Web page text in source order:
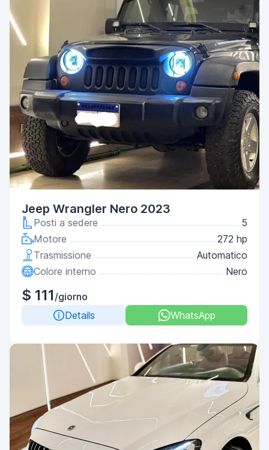
Jeep Wrangler Nero 2023
Posti a sedere
5
Motore
272 hp
Trasmissione
Automatico
Colore interno
Nero
$ 111/giorno
Details
WhatsApp